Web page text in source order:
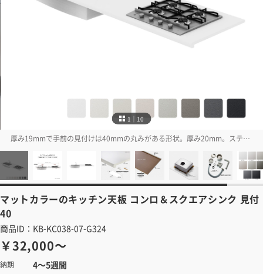
1｜10
厚み19mmで手前の見付けは40mmの丸みがある形状。厚み20mm。ステンレスシンク（3種類から選択）は接着し、コンロ開口（サイズは選択可能）ありでお届けします
マットカラーのキッチン天板 コンロ＆スクエアシンク 見付
40
商品ID：KB-KC038-07-G324
￥32,000～
納期 4～5週間